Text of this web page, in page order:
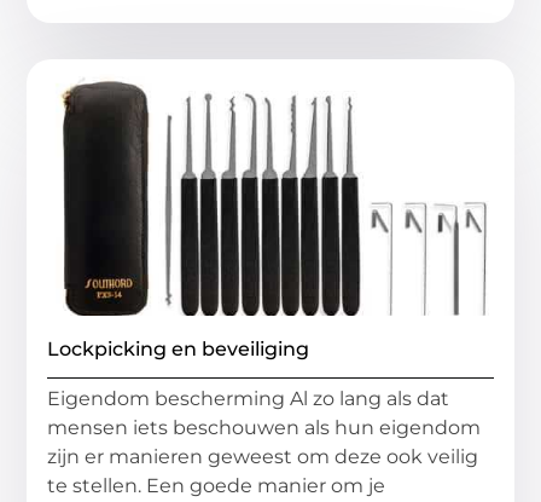
Lockpicking en beveiliging
Eigendom bescherming Al zo lang als dat
mensen iets beschouwen als hun eigendom
zijn er manieren geweest om deze ook veilig
te stellen. Een goede manier om je